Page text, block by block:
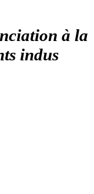
à la
indus